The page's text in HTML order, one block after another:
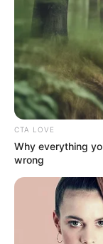
CTA LOVE
Why everything
wrong